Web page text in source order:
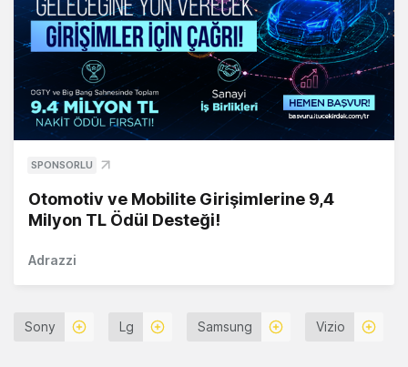
SPONSORLU
Otomotiv ve Mobilite Girişimlerine 9,4
Milyon TL Ödül Desteği!
Adrazzi
Sony Lg Samsung Vizio